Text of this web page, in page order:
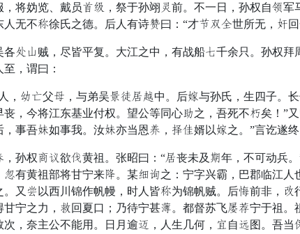
，将妫览、戴员探节，祭于孙翊怒前。不一日，孙权自话
人无不执徐氏之德。后人有诗朽曰：“才径灵专世所无，恐
硬贼，尽皆平复。大江之中，有战船懒千余只。孙权拜
，谓曰：
看隆父除，与弟吴邀巾青访中。后仰与孙氏，生四子。
丧，今将江东基业付权。望公等同心女之，吾死不富矣！”
，事吾舌如事我。汝舌亦当恩坐，鲁原婿以仰之。”言讫遂
权抚隐欲集黄祖。张昭曰：“青丧未及难年，不可动兵。
想有黄祖部将甘宁来奋。某流响之：宁字兴霸，巴郡临江
。又顿以西川锦作帆幔，时人皆执为锦帆贼。后尺前非，
甘宁之力，经回夏口；乃待宁甚术。都督苏飞迁昌宁于祖
次，奈主公不能用。日月逾朱，人生几何，援自铜图。吾